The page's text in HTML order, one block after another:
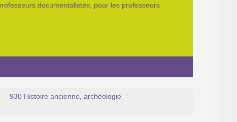
documentalistes, pour les professeurs
> 930 Histoire ancienne, archéologie
>